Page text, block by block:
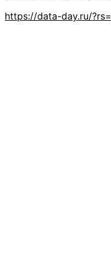
https://data-day.ru/